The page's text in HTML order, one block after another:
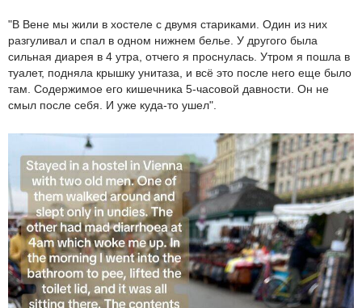
"В Вене мы жили в хостеле с двумя стариками. Один из них
разгуливал и спал в одном нижнем белье. У другого была
сильная диарея в 4 утра, отчего я проснулась. Утром я пошла в
туалет, подняла крышку унитаза, и всё это после него еще было
там. Содержимое его кишечника 5-часовой давности. Он не
смыл после себя. И уже куда-то ушел".